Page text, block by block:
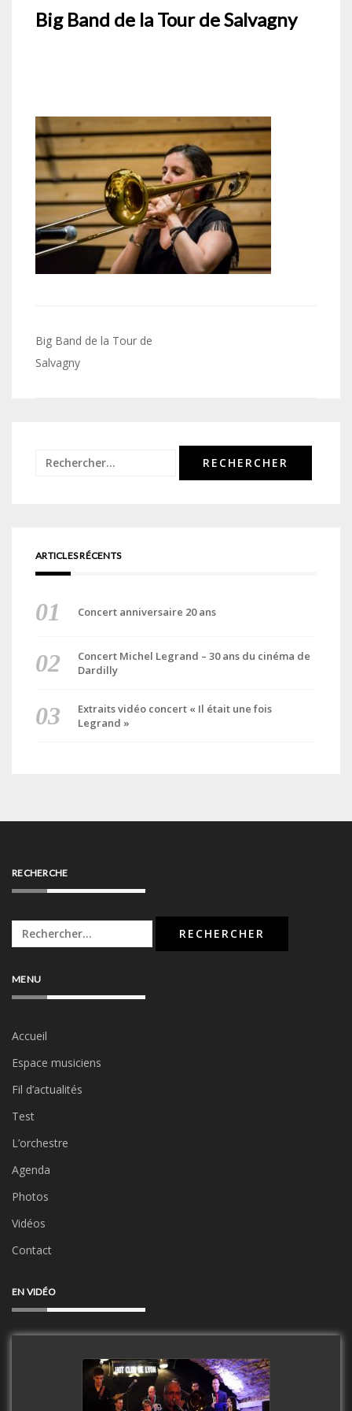
Big Band de la Tour de Salvagny
Navigation
de
Big Band de la Tour de
Salvagny
Rechercher :
ARTICLES RÉCENTS
Concert anniversaire 20 ans
Concert Michel Legrand – 30 ans du cinéma de
Dardilly
Extraits vidéo concert « Il était une fois
Legrand »
RECHERCHE
Rechercher :
MENU
Accueil
Espace musiciens
Fil d’actualités
Test
L’orchestre
Agenda
Photos
Vidéos
Contact
EN VIDÉO
Clip Only Big Band 2019